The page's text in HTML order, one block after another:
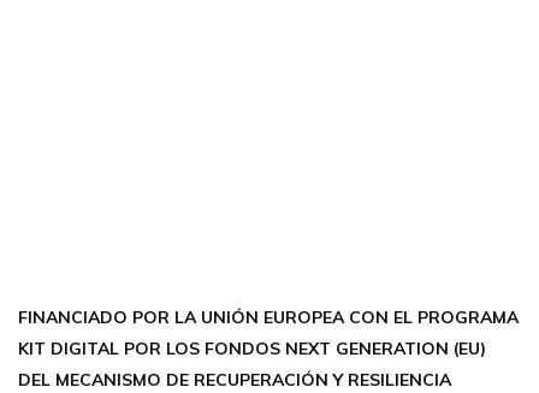
FINANCIADO POR LA UNIÓN EUROPEA CON EL PROGRAMA
KIT DIGITAL POR LOS FONDOS NEXT GENERATION (EU)
DEL MECANISMO DE RECUPERACIÓN Y RESILIENCIA